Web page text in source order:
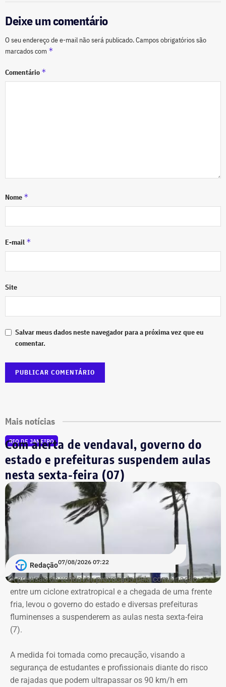
Deixe um comentário
O seu endereço de e-mail não será publicado.Campos obrigatórios são
marcados com *
Comentário *
Nome *
E-mail *
Site
Salvar meus dados neste navegador para a próxima vez que eu
comentar.
Mais notícias
RIO DE JANEIRO
Com alerta de vendaval, governo do
estado e prefeituras suspendem aulas
nesta sexta-feira (07)
Redação07/08/2026 07:22
A previsão de vendaval, provocado pela combinação
entre um ciclone extratropical e a chegada de uma frente
fria, levou o governo do estado e diversas prefeituras
fluminenses a suspenderem as aulas nesta sexta-feira
(7).
A medida foi tomada como precaução, visando a
segurança de estudantes e profissionais diante do risco
de rajadas que podem ultrapassar os 90 km/h em